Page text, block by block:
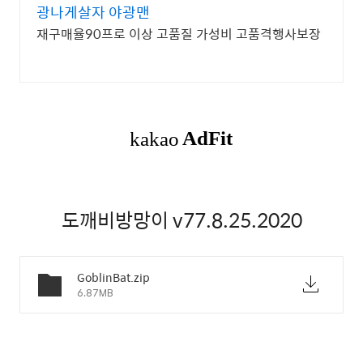
광나게살자 야광맨
재구매율90프로 이상 고품질 가성비 고품격행사보장
도깨비방망이 v77.8.25.2020
GoblinBat.zip
6.87MB